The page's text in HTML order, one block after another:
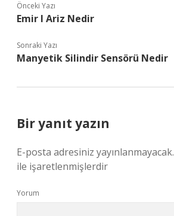
Önceki Yazı
Emir I Ariz Nedir
Sonraki Yazı
Manyetik Silindir Sensörü Nedir
Bir yanıt yazın
E-posta adresiniz yayınlanmayacak.
ile işaretlenmişlerdir
Yorum